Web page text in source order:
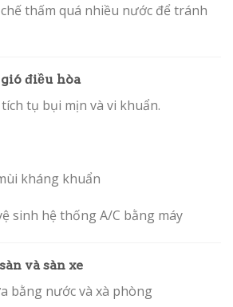
thấm quá nhiều nước để tránh
điều hòa
tụ bụi mịn và vi khuẩn.
kháng khuẩn
sinh hệ thống A/C bằng máy
và sàn xe
bằng nước và xà phòng